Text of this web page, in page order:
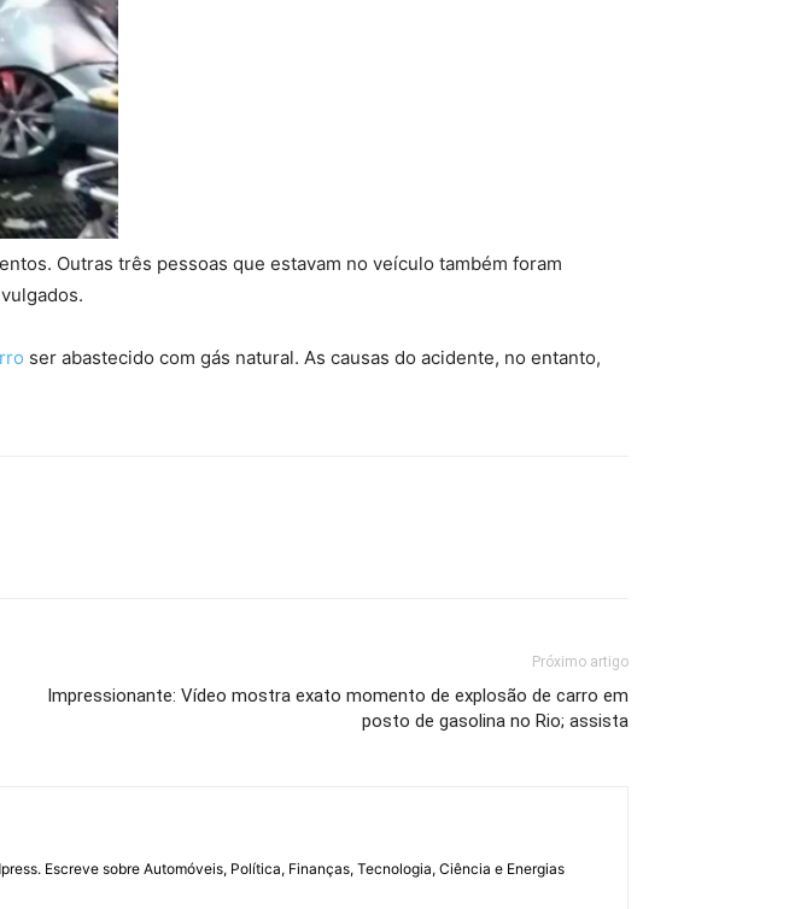
Outras três pessoas que estavam no veículo também foram
ser abastecido com gás natural. As causas do acidente, no entanto,
Próximo artigo
Impressionante: Vídeo mostra exato momento de explosão de carro em
posto de gasolina no Rio; assista
Escreve sobre Automóveis, Política, Finanças, Tecnologia, Ciência e Energias